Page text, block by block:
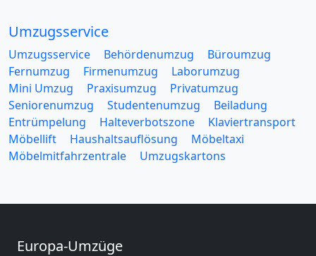
Umzugsservice
Umzugsservice Behördenumzug
Büroumzug
Fernumzug
Firmenumzug
Laborumzug
Mini Umzug
Praxisumzug
Privatumzug
Seniorenumzug
Studentenumzug
Beiladung
Entrümpelung
Halteverbotszone
Klaviertransport
Möbellift
Haushaltsauflösung
Möbeltaxi
Möbelmitfahrzentrale
Umzugskartons
Europa-Umzüge